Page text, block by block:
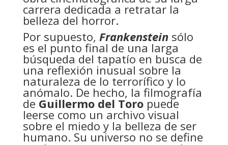
carrera dedicada a retratar la
belleza del horror.
Por supuesto, Frankensteinsólo
es el punto final de una larga
búsqueda del tapatío en busca de
una reflexión inusual sobre la
naturaleza de lo terrorífico y lo
anómalo. De hecho, la filmografía
de Guillermo del Toropuede
leerse como un archivo visual
sobre el miedo y la belleza de ser
humano. Su universo no se define